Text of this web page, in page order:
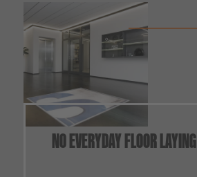
NO EVERYDAY FLOOR LAYING